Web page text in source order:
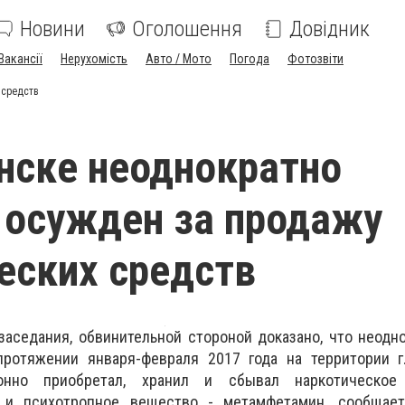
Новини Оголошення Довідник
Нерухомість Авто / Мото Погода Фотозвіти
неоднократно
за продажу
средств
обвинительной стороной доказано, что
января-февраля 2017 года на территории
приобретал, хранил и сбывал